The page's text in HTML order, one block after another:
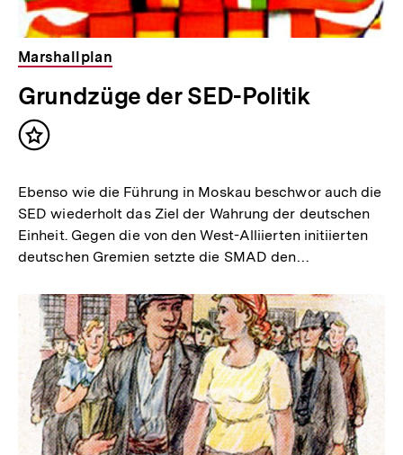
Marshallplan
Grundzüge der SED-Politik
Inhalt
Ebenso wie die Führung in Moskau beschwor auch die
SED wiederholt das Ziel der Wahrung der deutschen
Einheit. Gegen die von den West-Alliierten initiierten
deutschen Gremien setzte die SMAD den…